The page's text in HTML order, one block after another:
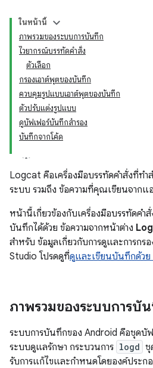
ในหน้านี้
ภาพรวมของระบบการบันทึก
ไวยากรณ์บรรทัดคำสั่ง
ตัวเลือก
กรองเอาต์พุตของบันทึก
ควบคุมรูปแบบเอาต์พุตของบันทึก
ตัวปรับแต่งรูปแบบ
ดูบัฟเฟอร์บันทึกสำรอง
บันทึกจากโค้ด
Logcat คือเครื่องมือบรรทัดคำสั่งที่ทำ
ระบบ รวมถึง ข้อความที่คุณเขียนจากแ
หน้านี้เกี่ยวข้องกับเครื่องมือบรรทัดคำสั่
บันทึกได้ด้วย ข้อความจากหน้าต่าง
สำหรับ ข้อมูลเกี่ยวกับการดูและการกร
Studio โปรดดูที่ดูและเขียนบันทึกด้ว
ภาพรวมของระบบการบั
ระบบการบันทึกของ Android คือชุดบัฟ
ระบบดูแลรักษา กระบวนการ logd ชุ
รับการแก้ไขและกำหนดโดยองค์ประก